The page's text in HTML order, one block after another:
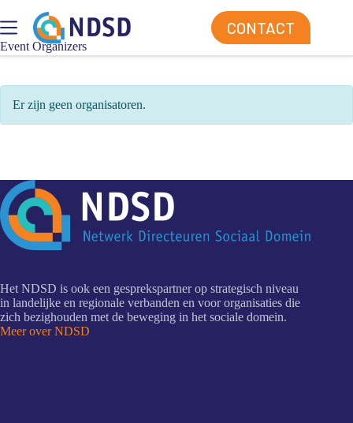
naar
de
inhoud
CONTACT
Event Organizers
Er zijn geen organisatoren.
Het NDSD is ook een gesprekspartner op strategisch niveau
in landelijke en regionale verbanden en voor organisaties die
zich bezighouden met de beweging in het sociale domein.
Meer over NDSD